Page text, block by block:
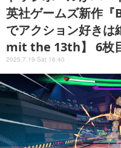
英社ゲームズ新作『
でアクション好き
mit the 13th】 6枚
2025.7.19 Sat 16:40